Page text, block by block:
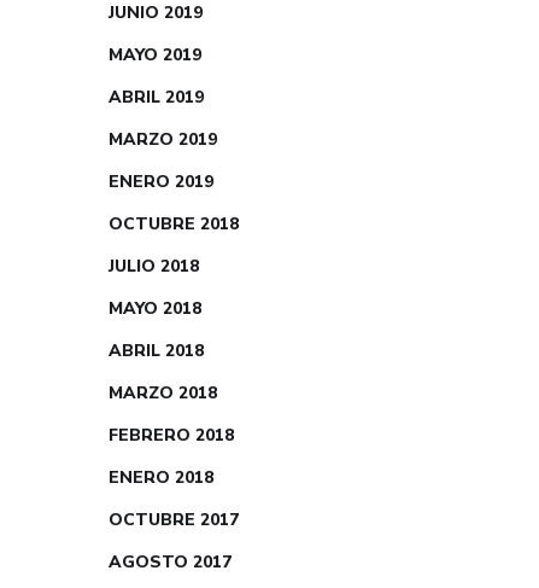
JUNIO 2019
MAYO 2019
ABRIL 2019
MARZO 2019
ENERO 2019
OCTUBRE 2018
JULIO 2018
MAYO 2018
ABRIL 2018
MARZO 2018
FEBRERO 2018
ENERO 2018
OCTUBRE 2017
AGOSTO 2017